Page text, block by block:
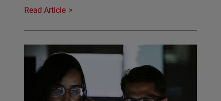
Read Article